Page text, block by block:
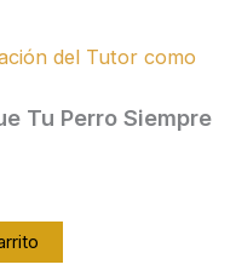
del Tutor como
Tu Perro Siempre